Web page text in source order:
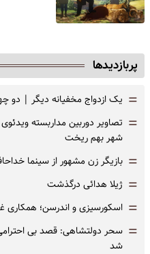
پربازدیدها
= یک ازدواج مخفیانه دیگر | دو
= تصاویر دوربین مداربسته
شهر بهم ریخت
= بازیگر زن مشهور از سینما
= ژیلا هدائی درگذشت
= اسکورسیزی و اندرسن؛ همکاری
= سحر دولتشاهی: قصد بی
شد